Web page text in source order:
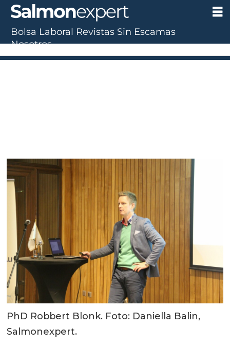
PhD Robbert Blonk. Foto: Daniella Balin,
Salmonexpert.
Bolsa Laboral Revistas Sin Escamas
Nosotros